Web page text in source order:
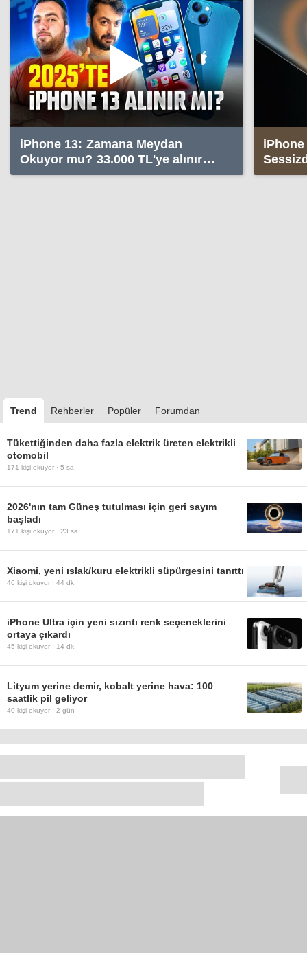
iPhone 13: Zamana Meydan
Okuyor mu? 33.000 TL'ye alınır
mı?
Trend Rehberler Popüler Forumdan
Tükettiğinden daha fazla elektrik üreten elektrikli
otomobil
171 kişi okuyor · 5 sa.
2026'nın tam Güneş tutulması için geri sayım
başladı
171 kişi okuyor · 23 sa.
Xiaomi, yeni ıslak/kuru elektrikli süpürgesini tanıttı
46 kişi okuyor · 44 dk.
iPhone Ultra için yeni sızıntı renk seçeneklerini
ortaya çıkardı
45 kişi okuyor · 14 dk.
Lityum yerine demir, kobalt yerine hava: 100
saatlik pil geliyor
40 kişi okuyor · 2 gün